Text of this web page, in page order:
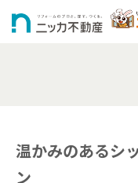
温かみのあるシ
ン